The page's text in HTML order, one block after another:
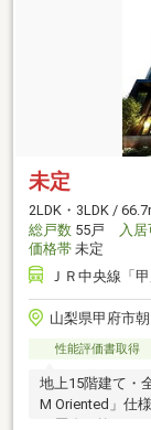
未定
2LDK・3LDK /
総戸数 55戸 入
価格帯 未定
ＪＲ中央線「
山梨県甲府市朝
性能評価書取得
地上15階建て・
M Oriented」仕